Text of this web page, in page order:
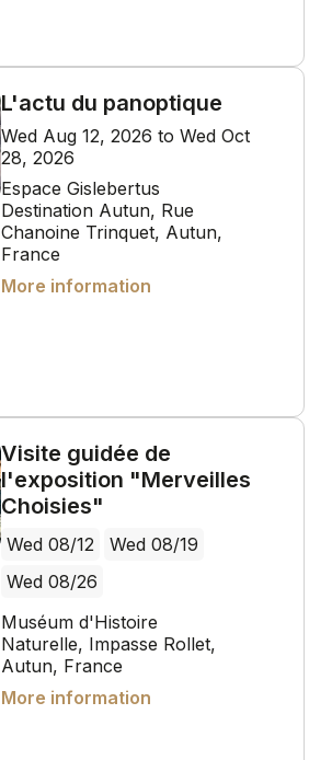
L'actu du panoptique
Wed Aug 12, 2026 to Wed Oct
28, 2026
Espace Gislebertus
Destination Autun, Rue
Chanoine Trinquet, Autun,
France
More information
Visite guidée de
l'exposition "Merveilles
Choisies"
Wed 08/12
Wed 08/19
Wed 08/26
Muséum d'Histoire
Naturelle, Impasse Rollet,
Autun, France
More information